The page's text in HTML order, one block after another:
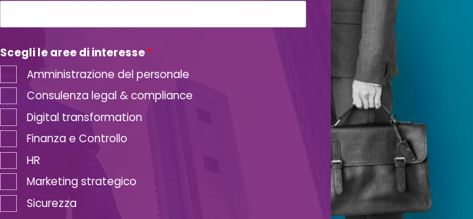
Scegli le aree di interesse*
Amministrazione del personale
Consulenza legal & compliance
Digital transformation
Finanza e Controllo
HR
Marketing strategico
Sicurezza